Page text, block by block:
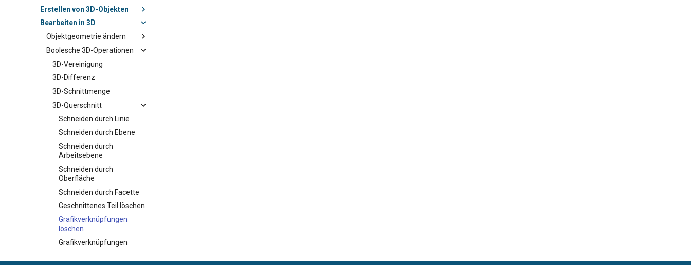
Erstellen von 3D-Objekten
Bearbeiten in 3D
Objektgeometrie ändern
Boolesche 3D-Operationen
3D-Vereinigung
3D-Differenz
3D-Schnittmenge
3D-Querschnitt
Schneiden durch Linie
Schneiden durch Ebene
Schneiden durch
Arbeitsebene
Schneiden durch
Oberfläche
Schneiden durch Facette
Geschnittenes Teil löschen
Grafikverknüpfungen
löschen
Grafikverknüpfungen